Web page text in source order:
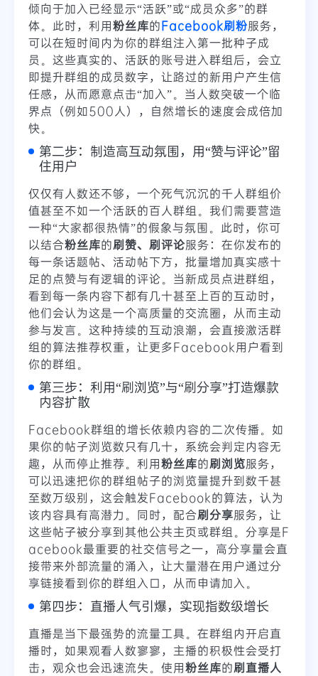
倾向于加入已经显示“活跃”或“成员众多”的群
体。此时，利用粉丝库的Facebook刷粉服务，
可以在短时间内为你的群组注入第一批种子成
员。这些真实的、活跃的账号进入群组后，会立
即提升群组的成员数字，让路过的新用户产生信
任感，从而愿意点击“加入”。当人数突破一个临
界点（例如500人），自然增长的速度会成倍加
快。
第二步：制造高互动氛围，用“赞与评论”留
住用户
仅仅有人数还不够，一个死气沉沉的千人群组价
值甚至不如一个活跃的百人群组。我们需要营造
一种“大家都很热情”的假象与氛围。此时，你可
以结合粉丝库的刷赞、刷评论服务：在你发布的
每一条话题帖、活动帖下方，批量增加真实感十
足的点赞与有逻辑的评论。当新成员点进群组，
看到每一条内容下都有几十甚至上百的互动时，
他们会认为这是一个高质量的交流圈，从而主动
参与发言。这种持续的互动浪潮，会直接激活群
组的算法推荐权重，让更多Facebook用户看到
你的群组。
第三步：利用“刷浏览”与“刷分享”打造爆款
内容扩散
Facebook群组的增长依赖内容的二次传播。如
果你的帖子浏览数只有几十，系统会判定内容无
趣，从而停止推荐。利用粉丝库的刷浏览服务，
可以迅速把你的群组帖子的浏览量提升到数千甚
至数万级别，这会触发Facebook的算法，认为
该内容具有高潜力。同时，配合刷分享服务，让
这些帖子被分享到其他公共主页或群组。分享是F
acebook最重要的社交信号之一，高分享量会直
接带来外部流量的涌入，让大量潜在用户通过分
享链接看到你的群组入口，从而申请加入。
第四步：直播人气引爆，实现指数级增长
直播是当下最强势的流量工具。在群组内开启直
播时，如果观看人数寥寥，主播的积极性会受打
击，观众也会迅速流失。使用粉丝库的刷直播人